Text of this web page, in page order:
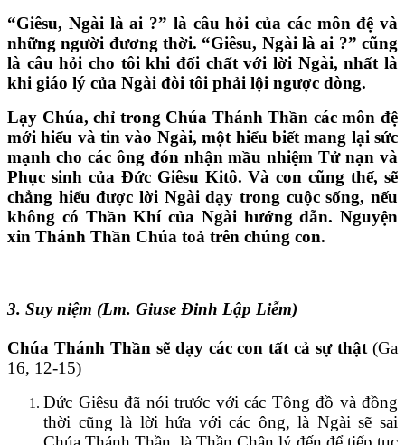
“Giêsu, Ngài là ai ?” là câu hỏi của các môn đệ và
những người đương thời. “Giêsu, Ngài là ai ?” cũng
là câu hỏi cho tôi khi đối chất với lời Ngài, nhất là
khi giáo lý của Ngài đòi tôi phải lội ngược dòng.
Lạy Chúa, chỉ trong Chúa Thánh Thần các môn đệ
mới hiểu và tin vào Ngài, một hiểu biết mang lại sức
mạnh cho các ông đón nhận mầu nhiệm Tử nạn và
Phục sinh của Đức Giêsu Kitô. Và con cũng thế, sẽ
chẳng hiểu được lời Ngài dạy trong cuộc sống, nếu
không có Thần Khí của Ngài hướng dẫn. Nguyện
xin Thánh Thần Chúa toả trên chúng con.
3. Suy niệm (Lm. Giuse Đinh Lập Liễm)
Chúa Thánh Thần sẽ dạy các con tất cả sự thật (Ga
16, 12-15)
Đức Giêsu đã nói trước với các Tông đồ và đồng
thời cũng là lời hứa với các ông, là Ngài sẽ sai